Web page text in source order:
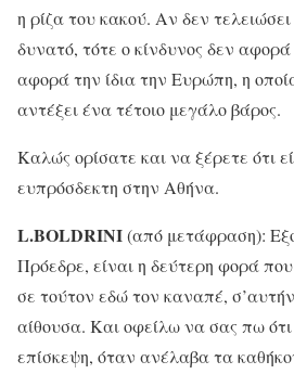
η ρίζα του κακού. Αν δεν
δυνατό, τότε ο κίνδυνος δεν
αφορά την ίδια την Ευρώπη, η
αντέξει ένα τέτοιο μεγάλο βάρος.
Καλώς ορίσατε και να ξέρετε ότι
ευπρόσδεκτη στην Αθήνα.
L.BOLDRINI(από μετάφραση):
Πρόεδρε, είναι η δεύτερη φορά
σε τούτον εδώ τον καναπέ,
αίθουσα. Και οφείλω να σας πω
επίσκεψη, όταν ανέλαβα τα